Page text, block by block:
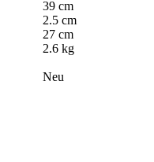
39 cm
2.5 cm
27 cm
2.6 kg
Neu